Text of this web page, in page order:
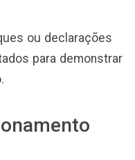
ou declarações
para demonstrar